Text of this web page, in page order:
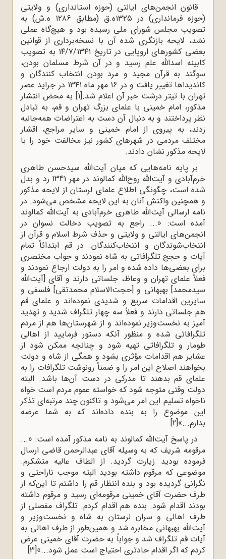
قانون انجمن‌های ایالتی (حوزه استانداری) و ولایتی
(حوزه فرمانداری) در ۱۳۲۵ه‌.ق (مطابق ۱۲۸۶ ه‌.ش) به
تصویب مجلس شورای ملی رسیده بود و هیچ‌گاه عملی
نشد، لایحه بازنگری شده آن با نسخه‌برداری از قوانین
بعضی کشورهای اروپایی در تاریخ ۱۴/۷/۱۳۴۱ به تصویب
کابینه اسدالله علم رسید و در آن شرط مسلمان بودن،
سوگند به قرآن مجید و مرد بودن انتخاب کنندگان و
کاندیداها تغییر یافت و در ۱۶ مهر ماه ۱۳۴۱ در جراید عصر
تهران با تیتر درشت خبر آن اعلام شد.[1]
به محض انتشار
مذکور، امام خمینی با علمای بزرگ تهران و قم، به تبادل
نظر پرداختند و به دنبال آن دست به اعتراضات همه‌جانبه
زدند، به پیروی از امام خمینی و سایر مراجع، اقشار
مختلف مردمی در شهرهای کشور نیز مخالفت خود را با
لایحه مذکور نشان دادند.
بر پایه نامه‌هایی که میان آیت‌الله سیدحسن طاهری
خرم‌آبادی و آیت‌الله روح‌الله کمالوند در مهر 1341 رد و بدل
شده است، چگونگی اطلاع علمای لرستان از لایحه مذکور
و همچنین واکنش آنان به این لایحه مشخص می‌شود. در
نامه ارسالی آیت‌الله طاهری خرم‌آبادی به آیت‌الله کمالوند
آمده است: «... راجع به تصویب دخالت نسوان در
انجمن‌های ایالتی و ولایتی و حذف شرط اسلام و قرآن از
انتخاب‌شوندگان و انتخاب‌کنندگان. در قم ابتدائاً تمام
آیات و حجج تلگرافاتی به شاه نمودند و جواب مختصری
برای بعضی‌ها داده شده و امر را به دولت ارجاع نمودند و
فعلاً علمای تهران و وعاظ، جلساتی دارند و آقای [آیت‌الله
سیدمحمد] بهبهانی و [حجت‌الاسلام محمدتقی] فلسفی و
سایرین اقدامات سریع و شدیدی نموده‌اند و علمای قم
هم جلساتی دارند و فعلاً سه چهار تلگراف شدید و تهدید
آمیز به نخست‌وزیر نموده‌اند و از شهرستان‌ها هم از مردم
تلگرافاتی شده و منظور آنکه دستور فرمایید از اهالی
طومار و تلگرافاتی تهیه شود و چنانچه ممکن شود از
عشایر هم اقدامات مؤثری بشود و همگی از شاه و دولت
بخواهند اصلاح این امر را و ضمناً رونوشت تلگرافات را به
علمای قم بدهند تا مدرکی در دست آن‌ها باشد. البته
دولت وقتی متوجه شود که خواسته عموم مردم است خواه
ناخواه تسلیم این امر می‌شود و تاکنون چند مرتبه‌ای تذکر
این موضوع را به بنده داده‌اند که به شما عرضه
بدارم...»[2]
در پاسخ آیت‌الله کمالوند به نامه مذکور آمده است: «...
مرقومه شریف که به وسیله آقای عبدالرحمن قاضی ارسال
فرموده بودید زیارت گردید. از الطاف عالیه متشکرم.
موضوعی که مرقوم داشته بودید البته موجب ناراحتی و
نگرانی گردیده بود و بنده انتظار قم را داشتم تا این‌که از
طرف حضرت آقای خمینی مرقومه‌ای رسید و مرقوم داشته
بودند اقدام شود. بنده هم اقدام کردم. تلگراف مفصلی از
طرف اهالی و سران لرستان به شاه و نخست‌وزیر و
آیت‌الله بهبهانی مخابره شد و همین‌طور از طرف اهالی به
آیات قم تلگراف شد و جواباً به حضرت آقای خمینی عرض
کردم که اگر اقدام حادتری احتیاج است عمل شود...»[3]